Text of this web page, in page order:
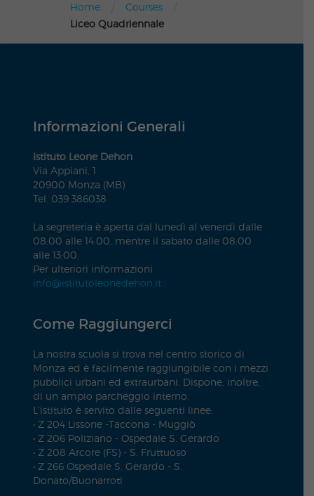
Home Courses
Liceo Quadriennale
Informazioni Generali
Istituto Leone Dehon
Via Appiani, 1
20900 Monza (MB)
Tel. 039 386038
La segreteria è aperta dal lunedì al venerdì dalle
08:00 alle 14:00, mentre il sabato dalle 08:00
alle 13:00.
Per ulteriori informazioni
info@istitutoleonedehon.it
Come Raggiungerci
La nostra scuola si trova nel centro storico di
Monza ed è facilmente raggiungibile con i mezzi
pubblici urbani ed extraurbani. Dispone, inoltre,
di un ampio parcheggio interno.
L’istituto è servito dalle seguenti linee:
• Z 204 Lissone -Taccona - Muggiò
• Z 206 Poliziano - Ospedale S. Gerardo
• Z 208 Arcore (FS) - S. Fruttuoso
• Z 266 Ospedale S. Gerardo - S.
Donato/Buonarroti